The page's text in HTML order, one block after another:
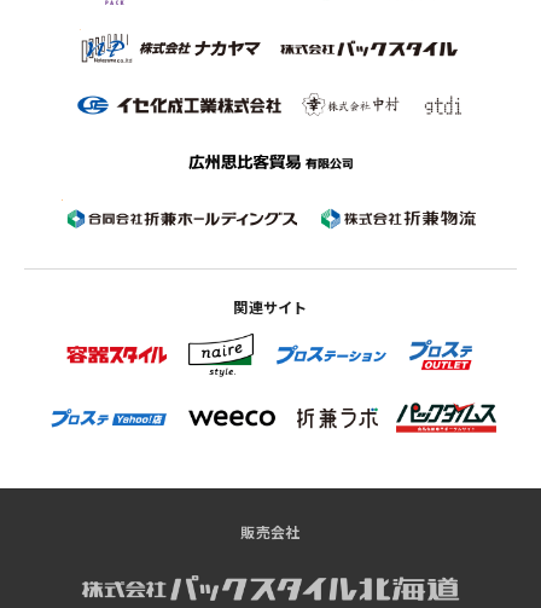
関連サイト
販売会社